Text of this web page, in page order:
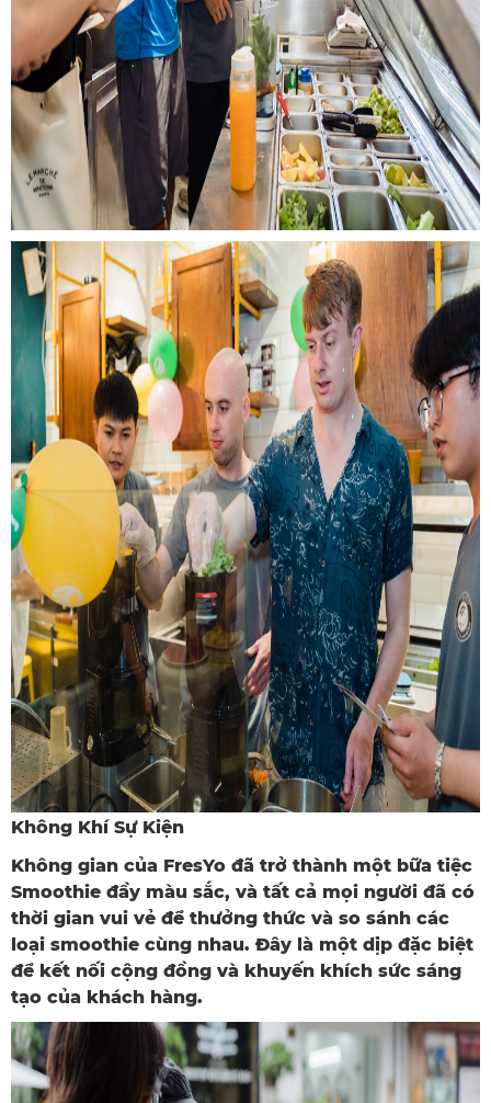
Không Khí Sự Kiện
Không gian của FresYo đã trở thành một bữa tiệc
Smoothie đầy màu sắc, và tất cả mọi người đã có
thời gian vui vẻ để thưởng thức và so sánh các
loại smoothie cùng nhau. Đây là một dịp đặc biệt
để kết nối cộng đồng và khuyến khích sức sáng
tạo của khách hàng.